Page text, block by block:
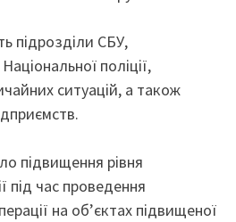
підрозділи СБУ,
поліції,
ситуацій, а також
підвищення рівня
під час проведення
на об’єктах підвищеної